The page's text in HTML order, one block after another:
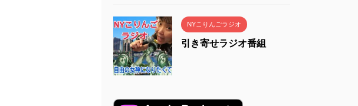
NYこりんごラジオ
引き寄せラジオ番組